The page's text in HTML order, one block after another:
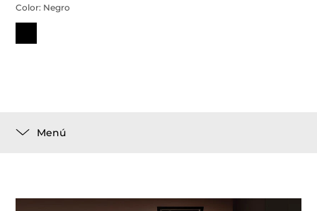
Color: Negro
Menú